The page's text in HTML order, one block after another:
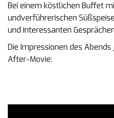
Bei einem köstlichen Buffet
undverführerischen
und interessanten
Die Impressionen des
After-Movie: